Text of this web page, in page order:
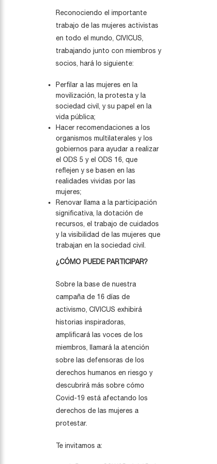
Reconociendo el importante
trabajo de las mujeres activistas
en todo el mundo, CIVICUS,
trabajando junto con miembros y
socios, hará lo siguiente:
Perfilar a las mujeres en la
movilización, la protesta y la
sociedad civil, y su papel en la
vida pública;
Hacer recomendaciones a los
organismos multilaterales y los
gobiernos para ayudar a realizar
el ODS 5 y el ODS 16, que
reflejen y se basen en las
realidades vividas por las
mujeres;
Renovar llama a la participación
significativa, la dotación de
recursos, el trabajo de cuidados
y la visibilidad de las mujeres que
trabajan en la sociedad civil.
¿CÓMO PUEDE PARTICIPAR?
Sobre la base de nuestra
campaña de 16 días de
activismo, CIVICUS exhibirá
historias inspiradoras,
amplificará las voces de los
miembros, llamará la atención
sobre las defensoras de los
derechos humanos en riesgo y
descubrirá más sobre cómo
Covid-19 está afectando los
derechos de las mujeres a
protestar.
Te invitamos a: